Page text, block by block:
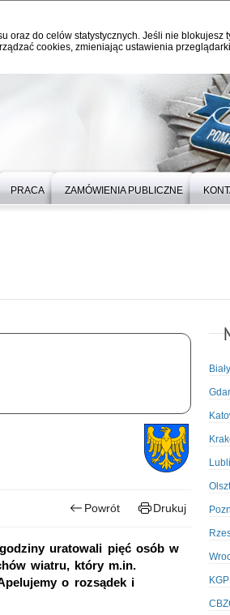
oraz do celów statystycznych. Jeśli nie blokujesz
cookies, zmieniając ustawienia
PRACA ZAMÓWIENIA PUBLICZNE
Powrót Drukuj
uratowali pięć osób w
wiatru, który m.in.
o rozsądek i
KGP